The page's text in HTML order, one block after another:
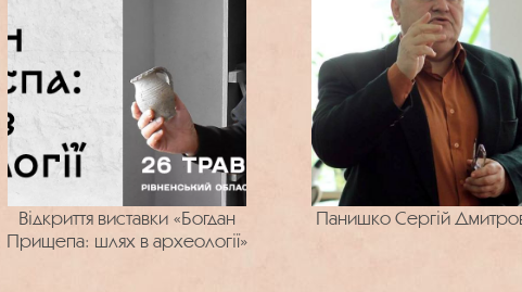
Відкриття виставки «Богдан
Прищепа: шлях в археології»
Панишко Сергій